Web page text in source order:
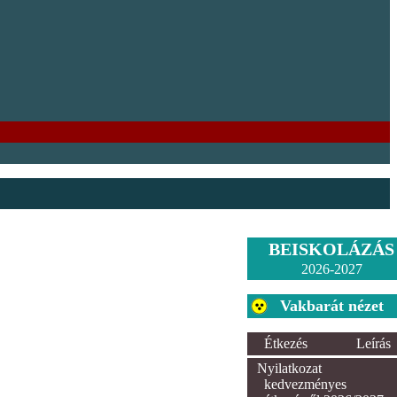
BEISKOLÁZÁS
2026-2027
Vakbarát nézet
Étkezés
Leírás
Nyilatkozat
kedvezményes